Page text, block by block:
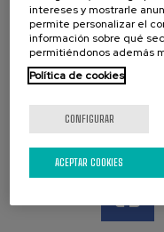
REDES
intereses y mostrarle
permite personalizar el
información sobre qué
permitiéndonos además
Política de cookies
CONFIGURAR
ACEPTAR COOKIES